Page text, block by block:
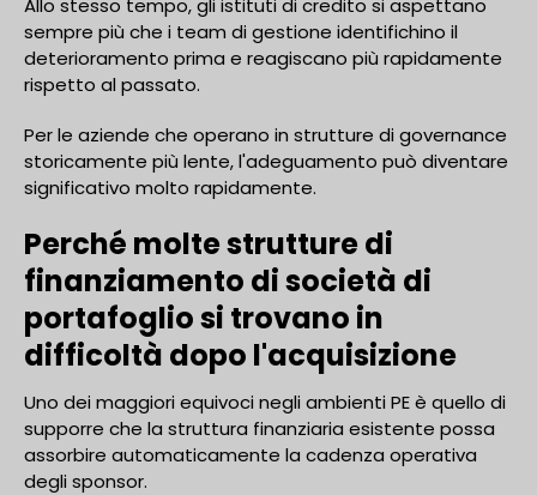
sempre più che i team di gestione identifichino il
deterioramento prima e reagiscano più rapidamente
rispetto al passato.
Per le aziende che operano in strutture di governance
storicamente più lente, l'adeguamento può diventare
significativo molto rapidamente.
Perché molte strutture di
finanziamento di società di
portafoglio si trovano in
difficoltà dopo l'acquisizione
Uno dei maggiori equivoci negli ambienti PE è quello di
supporre che la struttura finanziaria esistente possa
assorbire automaticamente la cadenza operativa
degli sponsor.